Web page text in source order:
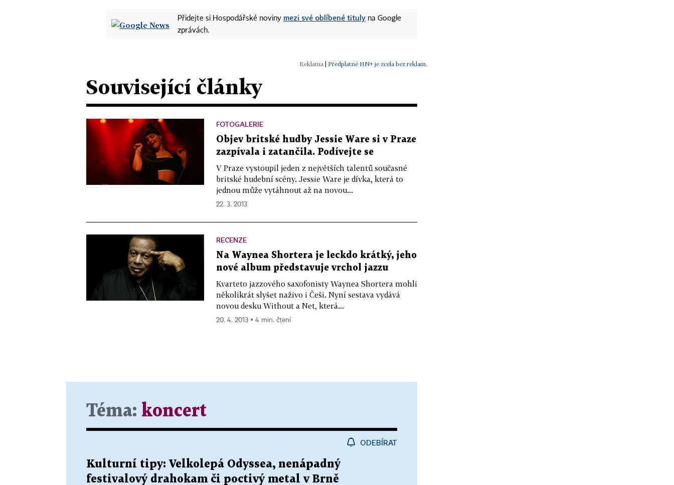
Přidejte si Hospodářské noviny mezi své oblíbené tituly na Google
zprávách.
| Předplatné HN+ je zcela bez reklam.
Související články
FOTOGALERIE
Objev britské hudby Jessie Ware si v Praze
zazpívala i zatančila. Podívejte se
V Praze vystoupil jeden z největších talentů současné
britské hudební scény. Jessie Ware je dívka, která to
jednou může vytáhnout až na novou...
22. 3. 2013
RECENZE
Na Waynea Shortera je leckdo krátký, jeho
nové album představuje vrchol jazzu
Kvarteto jazzového saxofonisty Waynea Shortera mohli
několikrát slyšet naživo i Češi. Nyní sestava vydává
novou desku Without a Net, která...
20. 4. 2013 ▪ 4 min. čtení
Téma: koncert
ODEBÍRAT
Kulturní tipy: Velkolepá Odyssea, nenápadný
festivalový drahokam či poctivý metal v Brně